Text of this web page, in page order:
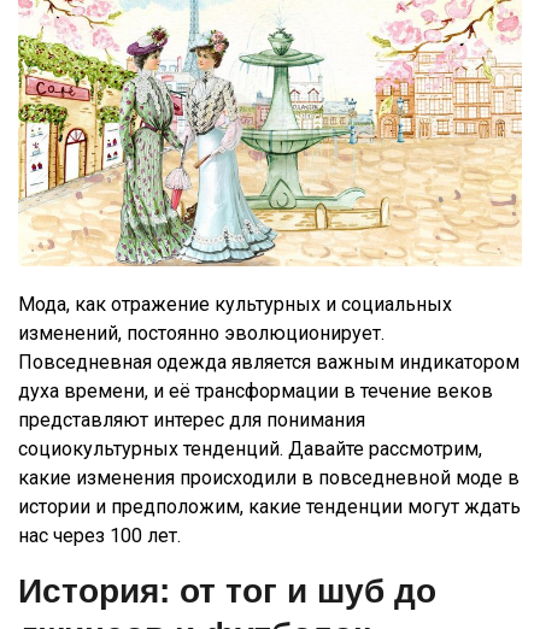
Мода, как отражение культурных и социальных
изменений, постоянно эволюционирует.
Повседневная одежда является важным индикатором
духа времени, и её трансформации в течение веков
представляют интерес для понимания
социокультурных тенденций. Давайте рассмотрим,
какие изменения происходили в повседневной моде в
истории и предположим, какие тенденции могут ждать
нас через 100 лет.
История: от тог и шуб до